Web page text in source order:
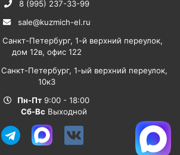
8 (995) 237-33-99
sale@kuzmich-el.ru
Санкт-Петербург, 1-й верхний переулок,
дом 12в, офис 122
Санкт-Петербург, 1-ый верхний переулок,
10к3
Пн-Пт 9:00 - 18:00
Сб-Вс Выходной